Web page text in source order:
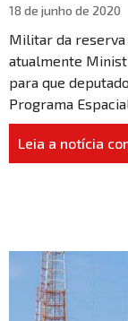
18 de junho de 2020
Militar da reserva
atualmente
para que
Programa
Leia a notícia